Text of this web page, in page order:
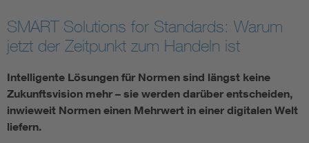
Smart Cities
DKE Fachinformationen im Kontext der Normung
Blitzschutz: DIN EN 62305 in der Übersicht
SMART Solutions for Standards: Warum
jetzt der Zeitpunkt zum Handeln ist
Intelligente Lösungen für Normen sind längst keine
Zukunftsvision mehr – sie werden darüber entscheiden,
inwieweit Normen einen Mehrwert in einer digitalen Welt
liefern.